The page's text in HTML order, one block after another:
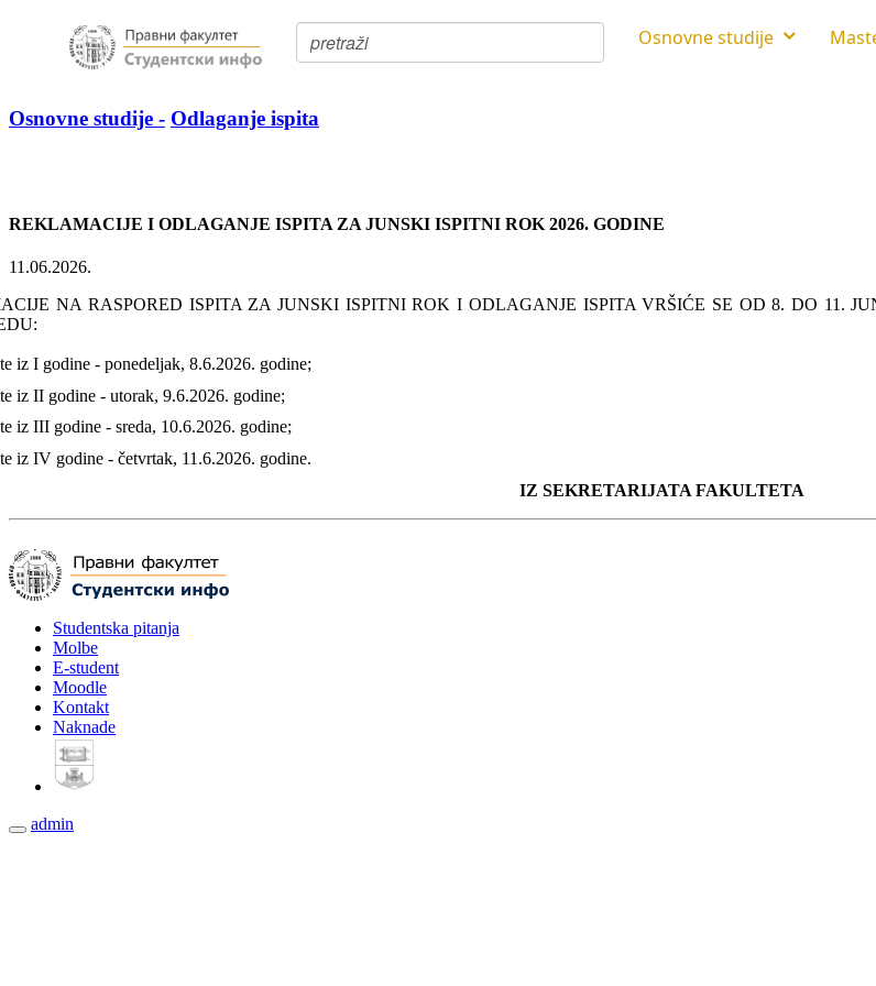
Osnovne studije
Osnovne studije - Odlaganje ispita
REKLAMACIJE I ODLAGANJE ISPITA ZA JUNSKI ISPITNI ROK 2026. GODINE
11.06.2026.
NA RASPORED ISPITA ZA JUNSKI ISPITNI ROK I ODLAGANJE ISPITA VRŠIĆE SE OD 8. DO 11.
iz I godine - ponedeljak, 8.6.2026. godine;
iz II godine - utorak, 9.6.2026. godine;
iz III godine - sreda, 10.6.2026. godine;
iz IV godine - četvrtak, 11.6.2026. godine.
IZ SEKRETARIJATA FAKULTETA
Studentska pitanja
Molbe
E-student
Moodle
Kontakt
Naknade
admin